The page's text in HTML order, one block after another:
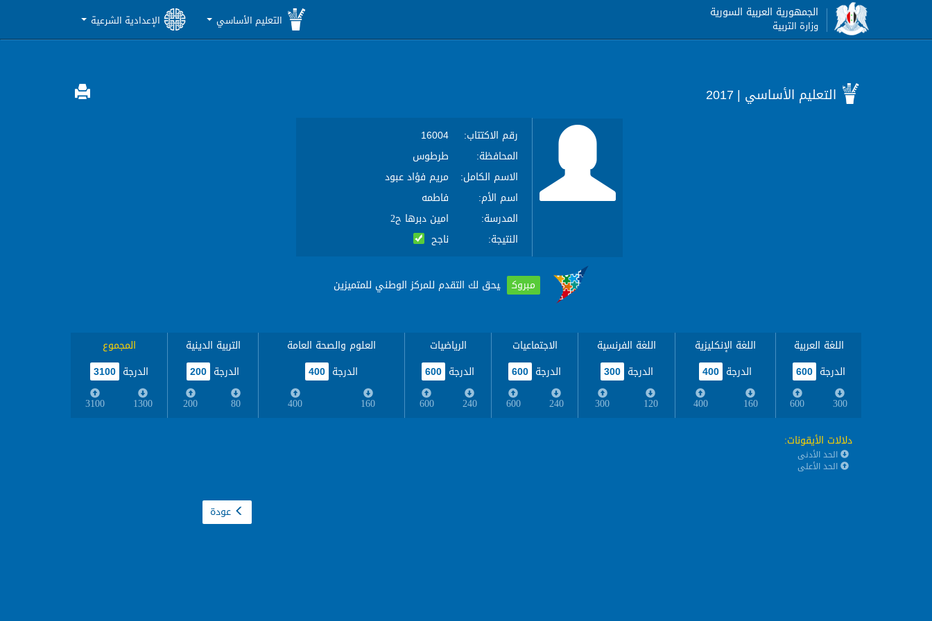
الجمهورية العربية السورية
وزارة التربية التعليم الأساسي الإعدادية الشرعية
التعليم الأساسي
رقم الاكتتاب:
16004
المحافظة:
طرطوس
الاسم الكامل:
مريم فؤاد عبود
اسم الأم:
فاطمه
المدرسة:
امين دبرها ح2
النتيجة: ناجح
مبروك يحق لك التقدم للمركز الوطني للمتميزين
اللغة العربية
الدرجة
600
300
600
اللغة الإنكليزية
الدرجة
400
160
400
اللغة الفرنسية
الدرجة
300
120
300
الاجتماعيات
الدرجة
600
240
600
الرياضيات
الدرجة
600
240
600
العلوم والصحة العامة
الدرجة
400
160
400
التربية الدينية
الدرجة
200
80
200
المجموع
الدرجة
3100
1300
3100
دلالات الأيقونات:
الحد الأدنى
الحد الأعلى
عودة